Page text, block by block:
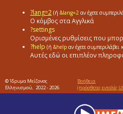
?lang=2 (ή &lang=2 αν έχετε
Ο κόμβος στα Αγγλικά
?settings
Ορισμένες ρυθμίσεις που
?help (ή &help αν έχετε συμπεριλάβει
Αυτές εδώ οι επιπλέον
© Ίδρυμα Μείζονος
Ελληνισμού, 2022 - 2026
Βοήθεια
(πρόσθετες εντολές